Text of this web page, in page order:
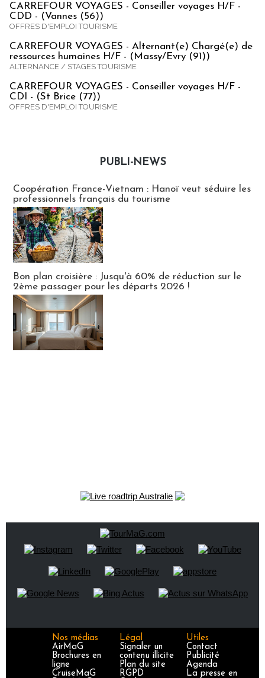
CARREFOUR VOYAGES - Conseiller voyages H/F -
CDD - (Vannes (56))
OFFRES D'EMPLOI TOURISME
CARREFOUR VOYAGES - Alternant(e) Chargé(e) de
ressources humaines H/F - (Massy/Evry (91))
ALTERNANCE / STAGES TOURISME
CARREFOUR VOYAGES - Conseiller voyages H/F -
CDI - (St Brice (77))
OFFRES D'EMPLOI TOURISME
PUBLI-NEWS
Coopération France-Vietnam : Hanoï veut séduire les
professionnels français du tourisme
Bon plan croisière : Jusqu'à 60% de réduction sur le
2ème passager pour les départs 2026 !
Nos médias
AirMaG
Brochures en
ligne
CruiseMaG
Légal
Signaler un
contenu illicite
Plan du site
RGPD
Utiles
Contact
Publicité
Agenda
La presse en